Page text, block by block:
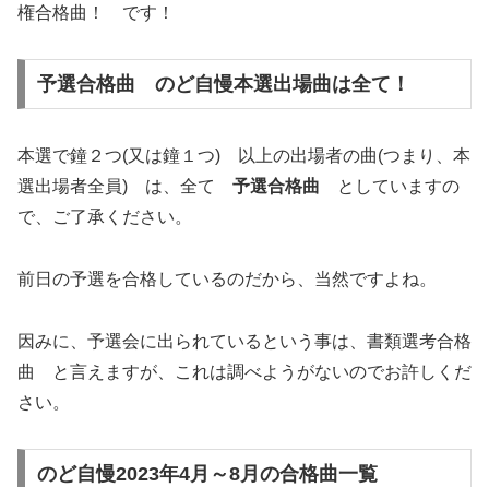
権合格曲！ です！
予選合格曲 のど自慢本選出場曲は全て！
本選で鐘２つ(又は鐘１つ) 以上の出場者の曲(つまり、本
選出場者全員) は、全て 予選合格曲 としていますの
で、ご了承ください。
前日の予選を合格しているのだから、当然ですよね。
因みに、予選会に出られているという事は、書類選考合格
曲 と言えますが、これは調べようがないのでお許しくだ
さい。
のど自慢2023年4月～8月の合格曲一覧